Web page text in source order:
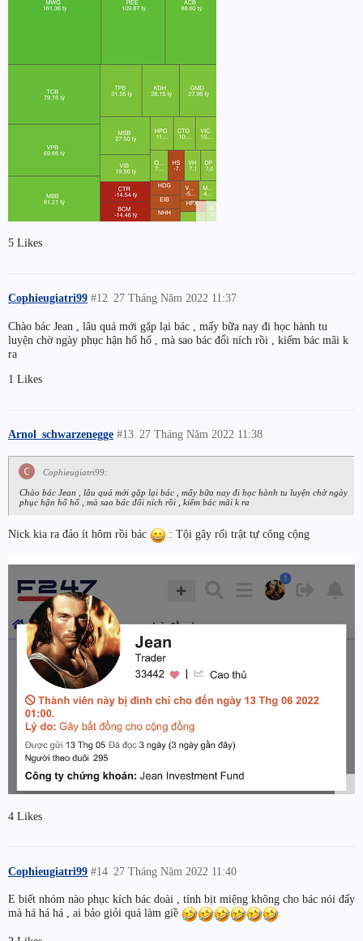
5 Likes
Cophieugiatri99 27 Tháng Năm 2022 11:37
#12
Chào bác Jean , lâu quá mới gặp lại bác , mấy bữa nay đi học hành tu
luyện chờ ngày phục hận hố hố , mà sao bác đổi ních rồi , kiếm bác mãi k
ra
1 Likes
Arnol_schwarzenegge 27 Tháng Năm 2022 11:38
#13
Cophieugiatri99:
Chào bác Jean , lâu quá mới gặp lại bác , mấy bữa nay đi học hành tu luyện chờ ngày
phục hận hố hố , mà sao bác đổi ních rồi , kiếm bác mãi k ra
Nick kia ra đảo ít hôm rồi bác : Tội gây rối trật tự công cộng
4 Likes
Cophieugiatri99 27 Tháng Năm 2022 11:40
#14
E biết nhóm nào phục kích bác doài , tính bịt miệng không cho bác nói đấy
mà há há há , ai bảo giỏi quá làm giề